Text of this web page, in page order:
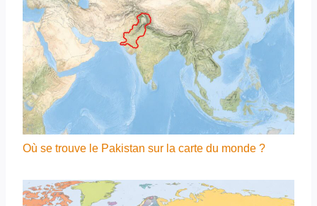
Où se trouve le Pakistan sur la carte du monde ?